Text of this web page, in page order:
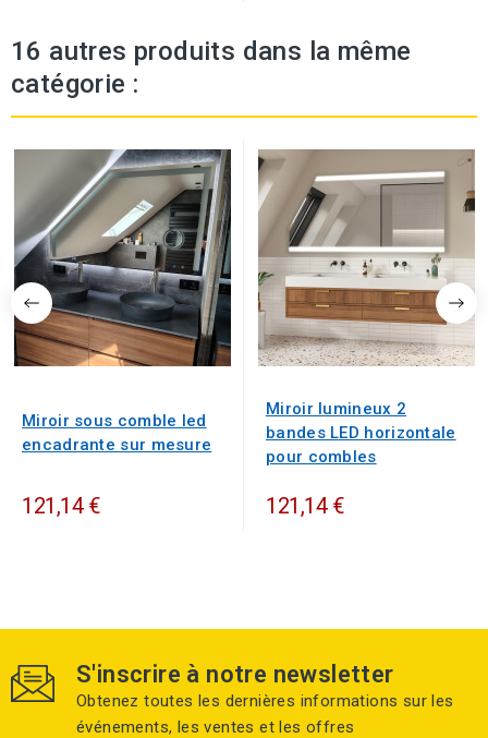
16 autres produits dans la même
catégorie :
Miroir sous comble led
encadrante sur mesure
121,14 €
Miroir lumineux 2
bandes LED horizontale
pour combles
121,14 €
S'inscrire à notre newsletter
Obtenez toutes les dernières informations sur les
événements, les ventes et les offres